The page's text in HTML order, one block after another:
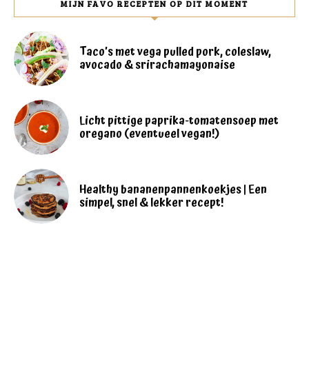
MIJN FAVO RECEPTEN OP DIT MOMENT
Taco’s met vega pulled pork, coleslaw,
avocado & srirachamayonaise
Licht pittige paprika-tomatensoep met
oregano (eventueel vegan!)
Healthy bananenpannenkoekjes | Een
simpel, snel & lekker recept!